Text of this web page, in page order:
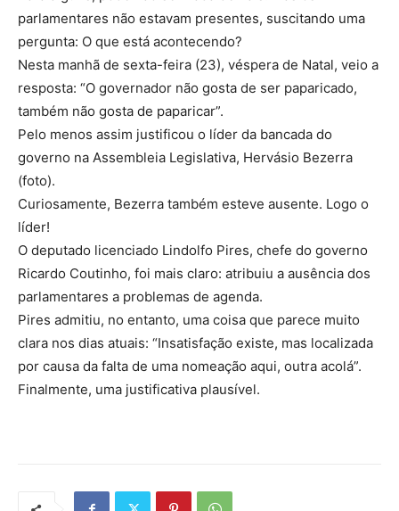
parlamentares não estavam presentes, suscitando uma
pergunta: O que está acontecendo?
Nesta manhã de sexta-feira (23), véspera de Natal, veio a
resposta: “O governador não gosta de ser paparicado,
também não gosta de paparicar”.
Pelo menos assim justificou o líder da bancada do
governo na Assembleia Legislativa, Hervásio Bezerra
(foto).
Curiosamente, Bezerra também esteve ausente. Logo o
líder!
O deputado licenciado Lindolfo Pires, chefe do governo
Ricardo Coutinho, foi mais claro: atribuiu a ausência dos
parlamentares a problemas de agenda.
Pires admitiu, no entanto, uma coisa que parece muito
clara nos dias atuais: “Insatisfação existe, mas localizada
por causa da falta de uma nomeação aqui, outra acolá”.
Finalmente, uma justificativa plausível.